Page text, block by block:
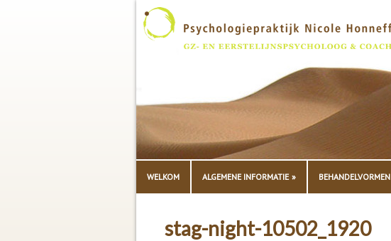
WELKOM ALGEMENE INFORMATIE BEHANDELVORMEN
stag-night-10502_1920